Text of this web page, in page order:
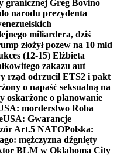
granicznej Greg Bovino
narodu prezydenta
miliardera, dziś
złożył pozew na 10 mld
(12-15) Elżbieta
zakazu aut
rząd odrzucił ETS2 i pakt
o napaść seksualną na
oskarżone o planowanie
morderstwo Roba
USA: Gwarancje
Art.5 NATOPolska:
mężczyzna dźgnięty
BLM w Oklahoma City